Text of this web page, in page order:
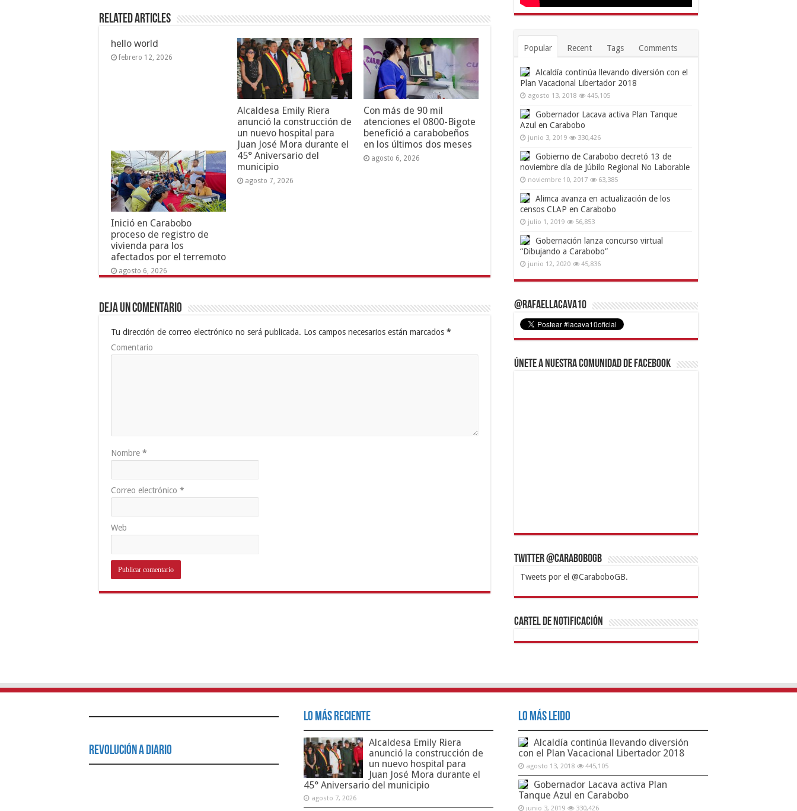
Related Articles
hello world
febrero 12, 2026
Alcaldesa Emily Riera
anunció la construcción de
un nuevo hospital para
Juan José Mora durante el
45° Aniversario del
municipio
agosto 7, 2026
Con más de 90 mil
atenciones el 0800-Bigote
benefició a carabobeños
en los últimos dos meses
agosto 6, 2026
Inició en Carabobo
proceso de registro de
vivienda para los
afectados por el terremoto
agosto 6, 2026
Deja un comentario
Tu dirección de correo electrónico no será publicada. Los campos necesarios están marcados *
Comentario
Nombre *
Correo electrónico *
Web
Popular Recent Tags Comments
Alcaldía continúa llevando diversión con el
Plan Vacacional Libertador 2018
agosto 13, 2018 445,105
Gobernador Lacava activa Plan Tanque
Azul en Carabobo
junio 3, 2019 330,426
Gobierno de Carabobo decretó 13 de
noviembre día de Júbilo Regional No Laborable
noviembre 10, 2017 63,385
Alimca avanza en actualización de los
censos CLAP en Carabobo
julio 1, 2019 56,853
Gobernación lanza concurso virtual
“Dibujando a Carabobo”
junio 12, 2020 45,836
@RafaelLacava10
Únete a nuestra comunidad de Facebook
Twitter @CaraboboGB
Tweets por el @CaraboboGB.
1xbetBetturkeyBetistKralbetSupertotobetTipobet
https://mvbcasino.com/
Cartel de Notificación
Revolución a Diario
Lo Más Reciente
Alcaldesa Emily Riera
anunció la construcción de
un nuevo hospital para
Juan José Mora durante el
45° Aniversario del municipio
agosto 7, 2026
Lo Más Leido
Alcaldía continúa llevando diversión
con el Plan Vacacional Libertador 2018
agosto 13, 2018 445,105
Gobernador Lacava activa Plan
Tanque Azul en Carabobo
junio 3, 2019 330,426